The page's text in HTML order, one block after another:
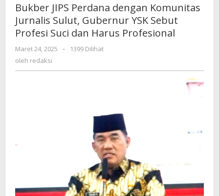
dengan
Komunitas
Jurnalis
Gubernur
Sebut
Harus
Profesional
Bukber JIPS Perdana dengan Komunitas
Jurnalis Sulut, Gubernur YSK Sebut
Profesi Suci dan Harus Profesional
Maret 24, 2025
oleh
-
1399 Dilihat
oleh redaksi